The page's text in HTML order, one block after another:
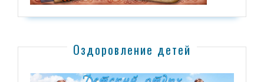
Оздоровление детей